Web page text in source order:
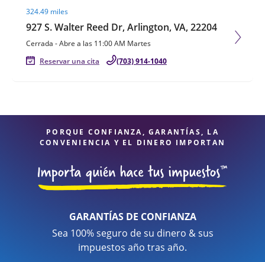
324.49 miles
927 S. Walter Reed Dr, Arlington, VA, 22204
Cerrada -Abre a las 11:00 AM Martes
Reservar una cita
(703) 914-1040
PORQUE CONFIANZA, GARANTÍAS, LA
CONVENIENCIA Y EL DINERO IMPORTAN
GARANTÍAS DE CONFIANZA
Sea 100% seguro de su dinero & sus
impuestos año tras año.